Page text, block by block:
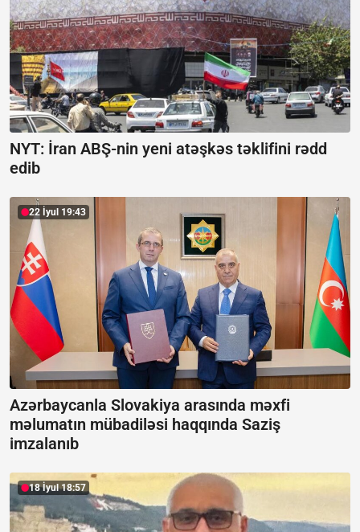
NYT: İran ABŞ-nin yeni atəşkəs təklifini rədd
edib
22 İyul 19:43
Azərbaycanla Slovakiya arasında məxfi
məlumatın mübadiləsi haqqında Saziş
imzalanıb
18 İyul 18:57